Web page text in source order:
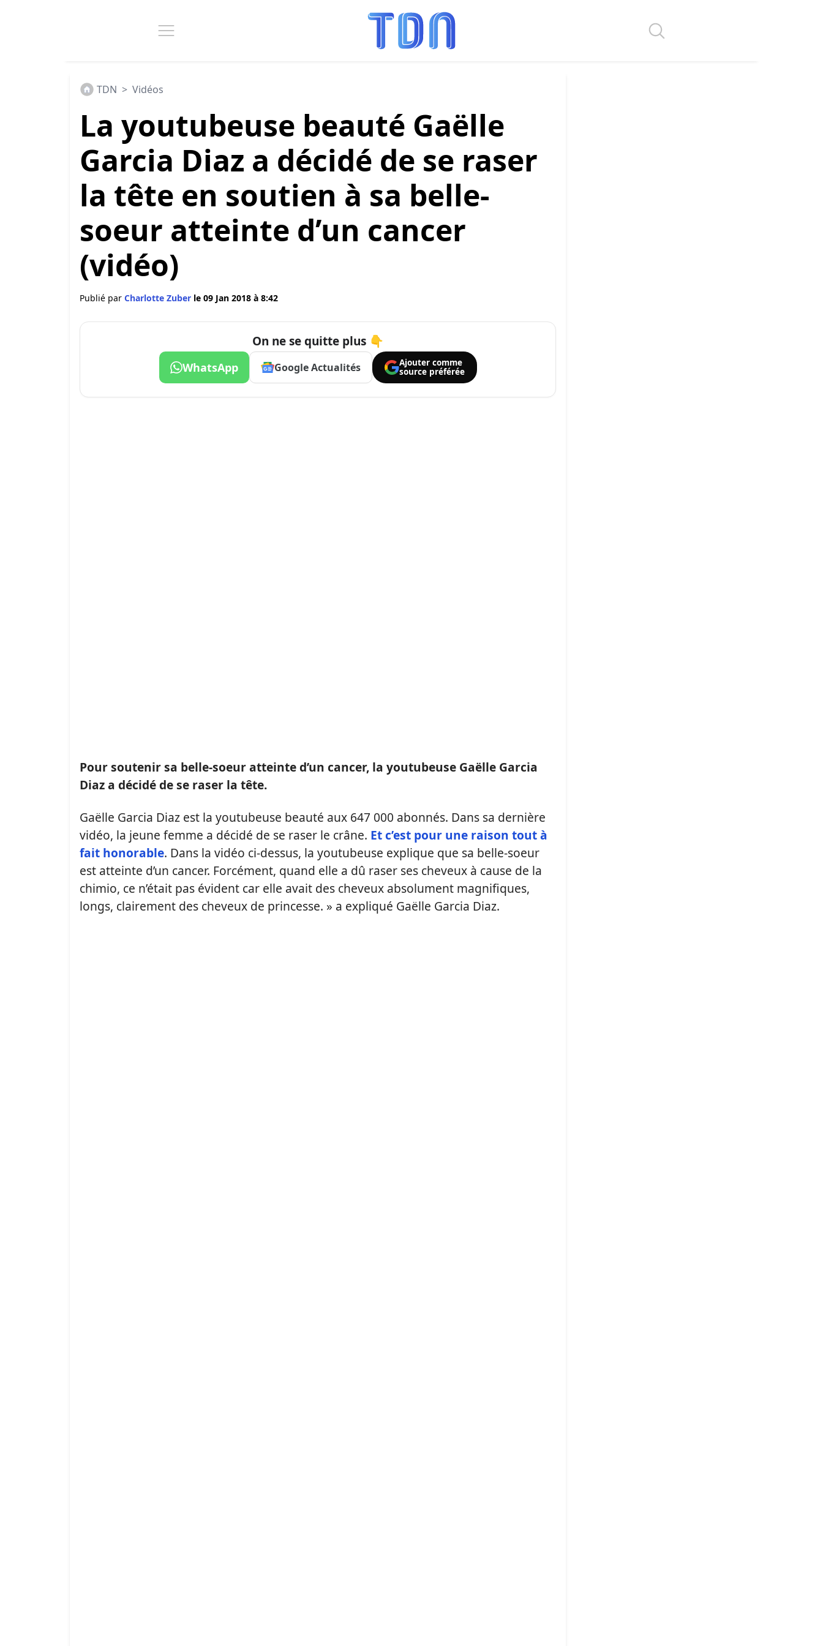
TDN > Vidéos
La youtubeuse beauté Gaëlle
Garcia Diaz a décidé de se raser
la tête en soutien à sa belle-
soeur atteinte d’un cancer
(vidéo)
Publié par Charlotte Zuber le 09 Jan 2018 à 8:42
On ne se quitte plus 👇
WhatsApp Google Actualités
Ajouter comme
source préférée
Pour soutenir sa belle-soeur atteinte d’un cancer, la youtubeuse Gaëlle Garcia
Diaz a décidé de se raser la tête.
Gaëlle Garcia Diaz est la youtubeuse beauté aux 647 000 abonnés. Dans sa dernière
vidéo, la jeune femme a décidé de se raser le crâne. Et c’est pour une raison tout à
fait honorable. Dans la vidéo ci-dessus, la youtubeuse explique que sa belle-soeur
est atteinte d’un cancer. Forcément, quand elle a dû raser ses cheveux à cause de la
chimio, ce n’était pas évident car elle avait des cheveux absolument magnifiques,
longs, clairement des cheveux de princesse. » a expliqué Gaëlle Garcia Diaz.